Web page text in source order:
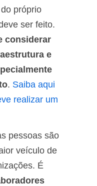
próprio
ser feito.
considerar
e
. Saiba aqui
realizar um
pessoas são
veículo de
É